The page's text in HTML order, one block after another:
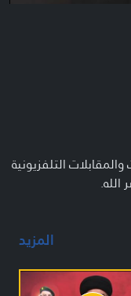
التلفزيونية
المزيد